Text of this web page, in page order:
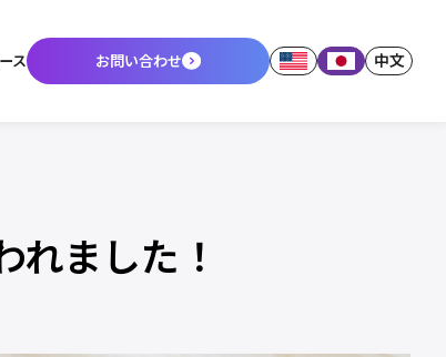
ス お問い合わせ 中文
ました！